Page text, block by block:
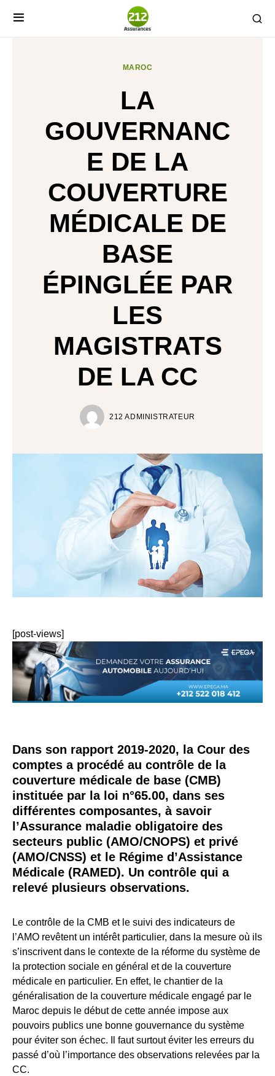
MAROC
LA
GOUVERNANC
E DE LA
COUVERTURE
MÉDICALE DE
BASE
ÉPINGLÉE PAR
LES
MAGISTRATS
DE LA CC
212 ADMINISTRATEUR
[post-views]
Dans son rapport 2019-2020, la Cour des
comptes a procédé au contrôle de la
couverture médicale de base (CMB)
instituée par la loi n°65.00, dans ses
différentes composantes, à savoir
l’Assurance maladie obligatoire des
secteurs public (AMO/CNOPS) et privé
(AMO/CNSS) et le Régime d’Assistance
Médicale (RAMED). Un contrôle qui a
relevé plusieurs observations.
Le contrôle de la CMB et le suivi des indicateurs de
l’AMO revêtent un intérêt particulier, dans la mesure où ils
s’inscrivent dans le contexte de la réforme du système de
la protection sociale en général et de la couverture
médicale en particulier. En effet, le chantier de la
généralisation de la couverture médicale engagé par le
Maroc depuis le début de cette année impose aux
pouvoirs publics une bonne gouvernance du système
pour éviter son échec. Il faut surtout éviter les erreurs du
passé d’où l’importance des observations relevées par la
CC.